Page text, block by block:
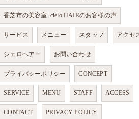
香芝市の美容室･cielo HAIRのお客様の声
サービス メニュー スタッフ アクセ
シェロヘアー お問い合わせ
プライバシーポリシー CONCEPT
SERVICE MENU STAFF ACCESS
CONTACT PRIVACY POLICY